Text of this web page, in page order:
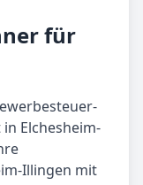
für
Elchesheim-
Illingen mit